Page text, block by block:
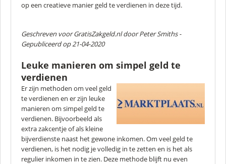
op een creatieve manier geld te verdienen in deze tijd.
Geschreven voor GratisZakgeld.nl doorPeter Smiths-
Gepubliceerd op 21-04-2020
Leuke manieren om simpel geld te
verdienen
Er zijn methoden om veel geld
te verdienen en er zijn leuke
manieren om simpel geld te
verdienen. Bijvoorbeeld als
extra zakcentje of als kleine
bijverdienste naast het gewone inkomen. Om veel geld te
verdienen, is het nodig je volledig in te zetten en is het als
regulier inkomen in te zien. Deze methode blijft nu even